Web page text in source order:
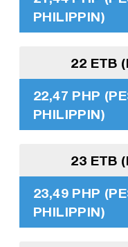
PHILIPPIN)
22 ETB
22,47 PHP
PHILIPPIN)
23 ETB
23,49 PHP
PHILIPPIN)